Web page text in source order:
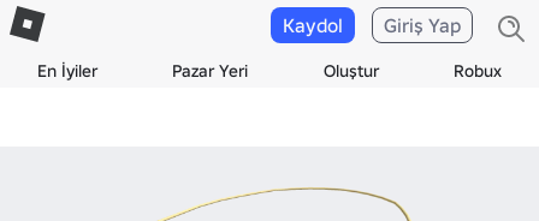
En İyiler Pazar Yeri Oluştur Robux
Kaydol Giriş Yap